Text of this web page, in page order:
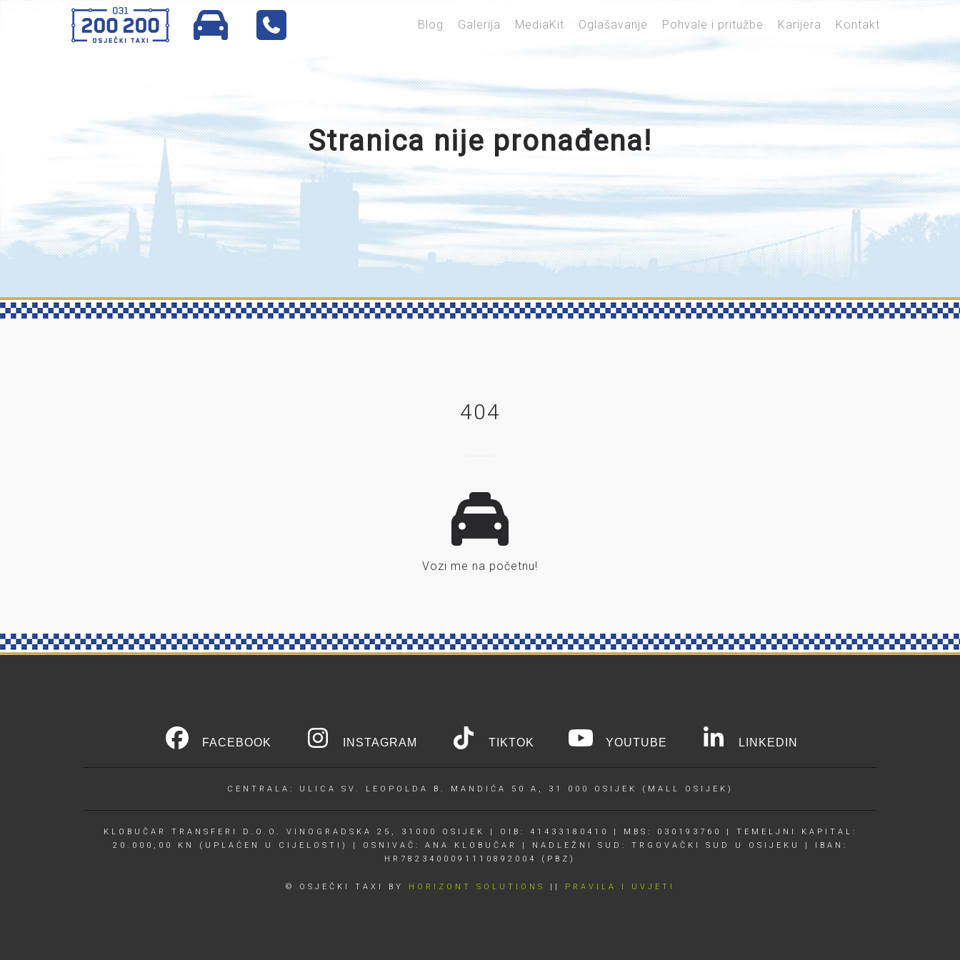
Blog Galerija MediaKit Oglašavanje Pohvale i pritužbe Karijera Kontakt
Stranica nije pronađena!
404
Vozi me na početnu!
FACEBOOK INSTAGRAM TIKTOK YOUTUBE LINKEDIN
CENTRALA: ULICA SV. LEOPOLDA B. MANDIĆA 50 A, 31 000 OSIJEK (MALL OSIJEK)
KLOBUČAR TRANSFERI D.O.O. VINOGRADSKA 25, 31000 OSIJEK | OIB: 41433180410 | MBS: 030193760 | TEMELJNI KAPITAL:
20.000,00 KN (UPLAĆEN U CIJELOSTI) | OSNIVAČ: ANA KLOBUČAR | NADLEŽNI SUD: TRGOVAČKI SUD U OSIJEKU | IBAN:
HR7823400091110892004 (PBZ)
© OSJEČKI TAXI BY HORIZONT SOLUTIONS || PRAVILA I UVJETI